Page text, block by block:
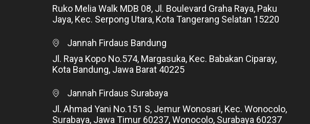
Ruko Melia Walk MDB 08, Jl. Boulevard Graha Raya, Paku
Jaya, Kec. Serpong Utara, Kota Tangerang Selatan 15220
Jannah Firdaus Bandung
Jl. Raya Kopo No.574, Margasuka, Kec. Babakan Ciparay,
Kota Bandung, Jawa Barat 40225
Jannah Firdaus Surabaya
Jl. Ahmad Yani No.151 S, Jemur Wonosari, Kec. Wonocolo,
Surabaya, Jawa Timur 60237, Wonocolo, Surabaya 60237